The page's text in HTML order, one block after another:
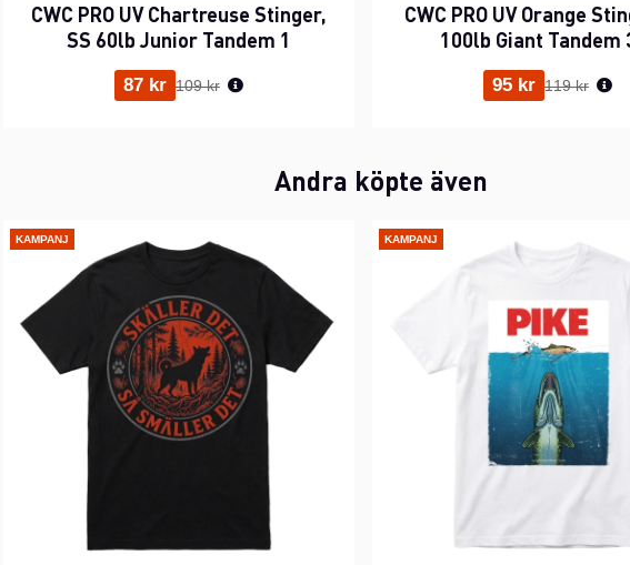
CWC PRO UV Chartreuse Stinger,
SS 60lb Junior Tandem 1
87 kr Ordinarie pris:
109 kr
CWC PRO UV Orange
100lb Giant Tandem
95 kr Ordinarie
119 kr
Andra köpte även
KAMPANJ KAMPANJ